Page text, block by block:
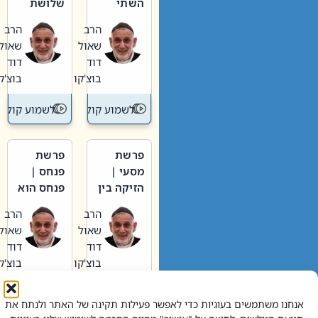
אנחנו משתמשים בעוגיות כדי לאפשר פעילות תקינה של האתר ולנתח את
וערב של
חיינו
הרב
שאול
דוד
בוצ'קו
לשמוע קול תורה – מדרש
האבות
הרב
שאול
דוד
בוצ'קו
לשמוע קול
פרשת
מסעי |
הזיקה בין
הגדול לעם הרב
שאול
דוד
בוצ'קו
לשמוע קול תורה – מדרש
פרשת
פנחס |
פנחס הוא
אליהו: בין
קנאות
הורסת
לקנאות
בונה
הרב
שאול
דוד
בוצ'קו
לשמוע קול